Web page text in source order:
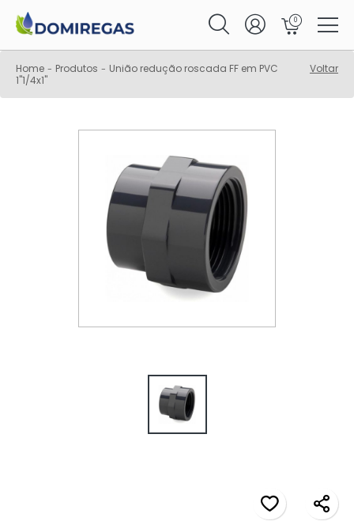
0
Home - Produtos - União redução roscada FF em PVC
1"1/4x1"
Voltar